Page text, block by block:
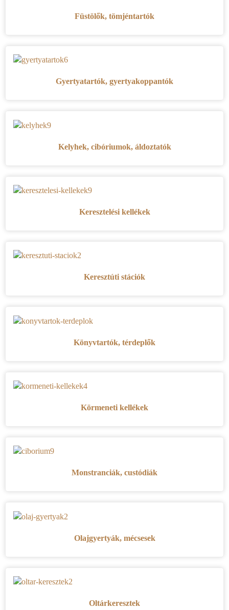
Füstölők, tömjéntartók
Gyertyatartók, gyertyakoppantók
Kelyhek, cibóriumok, áldoztatók
Keresztelési kellékek
Keresztúti stációk
Könyvtartók, térdeplők
Körmeneti kellékek
Monstranciák, custódiák
Olajgyertyák, mécsesek
Oltárkeresztek